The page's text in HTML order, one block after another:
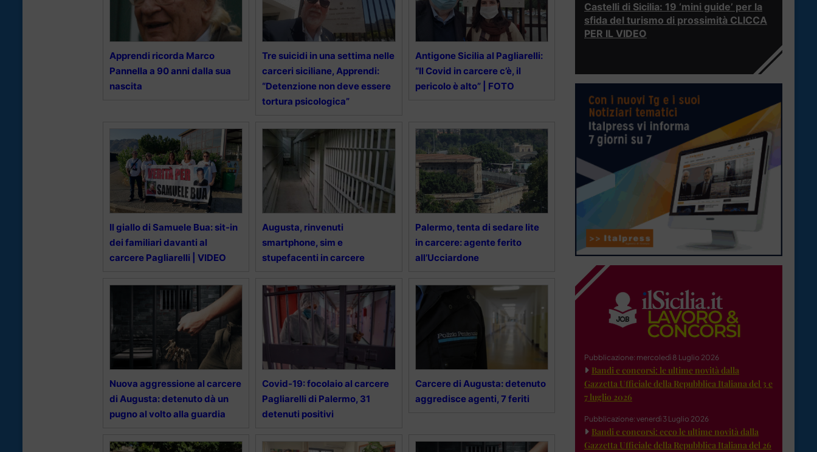
Apprendi ricorda Marco
Pannella a 90 anni dalla sua
nascita
Tre suicidi in una settima nelle
carceri siciliane, Apprendi:
“Detenzione non deve essere
tortura psicologica”
Antigone Sicilia al Pagliarelli:
“Il Covid in carcere c’è, il
pericolo è alto” | FOTO
Il giallo di Samuele Bua: sit-in
dei familiari davanti al
carcere Pagliarelli | VIDEO
Augusta, rinvenuti
smartphone, sim e
stupefacenti in carcere
Palermo, tenta di sedare lite
in carcere: agente ferito
all’Ucciardone
Nuova aggressione al carcere
di Augusta: detenuto dà un
pugno al volto alla guardia
Covid-19: focolaio al carcere
Pagliarelli di Palermo, 31
detenuti positivi
Carcere di Augusta: detenuto
aggredisce agenti, 7 feriti
Castelli di Sicilia: 19 ‘mini guide’ per la
sfida del turismo di prossimità CLICCA
PER IL VIDEO
Pubblicazione: mercoledì 8 Luglio 2026
Bandi e concorsi: le ultime novità dalla
Gazzetta Ufficiale della Repubblica Italiana del 3 e
7 luglio 2026
Pubblicazione: venerdì 3 Luglio 2026
Bandi e concorsi: ecco le ultime novità dalla
Gazzetta Ufficiale della Repubblica Italiana del 26